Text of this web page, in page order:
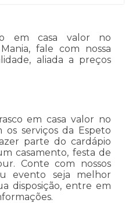
em casa valor no
fale com nossa
aliada a preços
em casa valor no
serviços da Espeto
parte do cardápio
casamento, festa de
Conte com nossos
evento seja melhor
disposição, entre em